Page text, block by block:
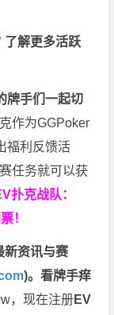
了解更多活跃
牌手们一起切
作为GGPoker
福利反馈活
任务就可以获
扑克战队：
！
新资讯与赛
)。看牌手痒
，现在注册EV